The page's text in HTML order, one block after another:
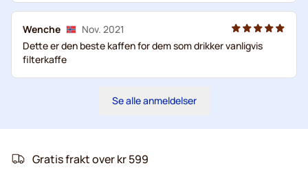
Wenche
Nov. 2021
Dette er den beste kaffen for dem som drikker vanligvis
filterkaffe
Se alle anmeldelser
Gratis frakt over kr 599